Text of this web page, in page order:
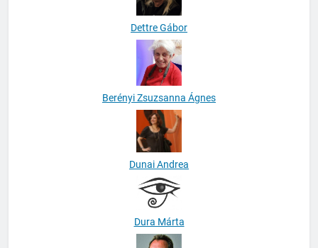
Dettre Gábor
Berényi Zsuzsanna Ágnes
Dunai Andrea
Dura Márta